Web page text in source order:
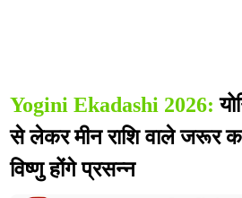
Yogini Ekadashi 2026:
से लेकर मीन राशि वाले जरूर
विष्णु होंगे प्रसन्न